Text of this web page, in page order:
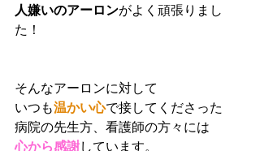
人嫌いのアーロンがよく頑張りまし
た！
そんなアーロンに対して
いつも温かい心で接してくださった
病院の先生方、看護師の方々には
心から感謝しています。